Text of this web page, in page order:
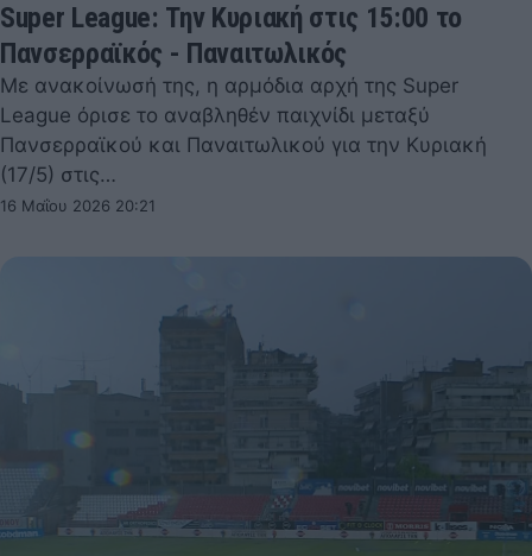
Super League: Την Κυριακή στις 15:00 το
Πανσερραϊκός - Παναιτωλικός
Με ανακοίνωσή της, η αρμόδια αρχή της Super
League όρισε το αναβληθέν παιχνίδι μεταξύ
Πανσερραϊκού και Παναιτωλικού για την Κυριακή
(17/5) στις…
16 Μαΐου 2026 20:21